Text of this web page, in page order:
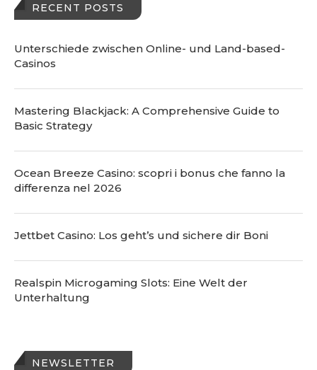
RECENT POSTS
Unterschiede zwischen Online- und Land-based-
Casinos
Mastering Blackjack: A Comprehensive Guide to
Basic Strategy
Ocean Breeze Casino: scopri i bonus che fanno la
differenza nel 2026
Jettbet Casino: Los geht’s und sichere dir Boni
Realspin Microgaming Slots: Eine Welt der
Unterhaltung
NEWSLETTER